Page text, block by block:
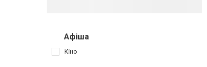
Афіша
Кіно